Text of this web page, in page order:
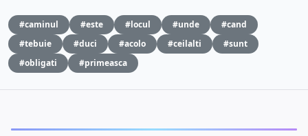
#caminul #este #locul #unde
#cand
#tebuie
#duci #acolo #ceilalti
#sunt
#obligati
#primeasca